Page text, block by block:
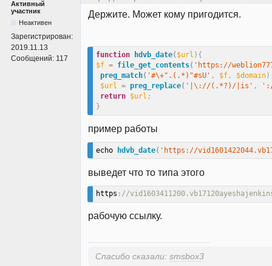
Активный
участник
Неактивен
Зарегистрирован:
2019.11.13
Сообщений: 117
Держите. Может кому пригодится.
function hdvb_date( $url ) {
$f = file_get_contents( 'https://
preg_match( '#\+".(.*)"#sU' , $f, $domain)
$url = preg_replace( '|\://(.*?)/|is' ,
return $url ;
}
пример работы
echo hdvb_date( 'https://
выведет что то типа этого
https ://
рабочую ссылку.
Спасибо сказали: smsbox3